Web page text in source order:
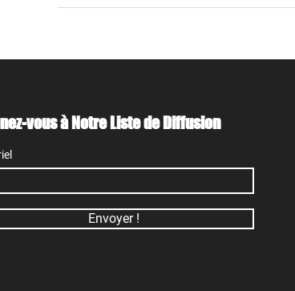
vous à Notre Liste de Diffusion
Envoyer !